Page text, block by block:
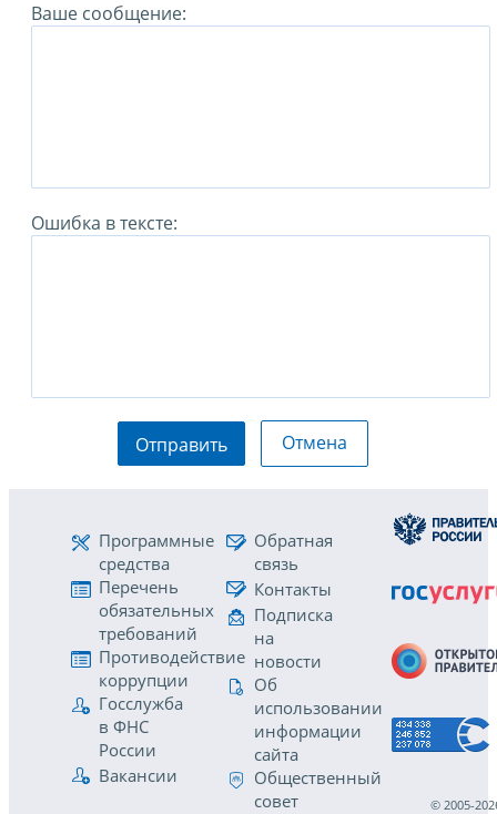
Ваше сообщение:
Ошибка в тексте:
Отправить Отмена
Программные
средства
Перечень
обязательных
требований
Противодействие
коррупции
Госслужба
в ФНС
России
Вакансии
Обратная
связь
Контакты
Подписка
на
новости
Об
использовании
информации
сайта
Общественный
совет
© 2005-